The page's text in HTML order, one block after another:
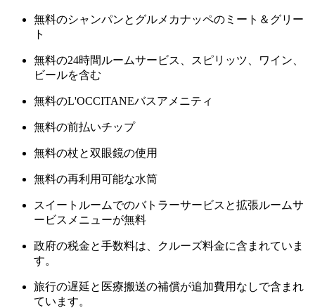
無料のシャンパンとグルメカナッペのミート＆グリー
ト
無料の24時間ルームサービス、スピリッツ、ワイン、
ビールを含む
無料のL'OCCITANEバスアメニティ
無料の前払いチップ
無料の杖と双眼鏡の使用
無料の再利用可能な水筒
スイートルームでのバトラーサービスと拡張ルームサ
ービスメニューが無料
政府の税金と手数料は、クルーズ料金に含まれていま
す。
旅行の遅延と医療搬送の補償が追加費用なしで含まれ
ています。